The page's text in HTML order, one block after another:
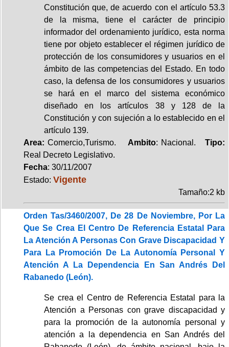
Constitución que, de acuerdo con el artículo 53.3
de la misma, tiene el carácter de principio
informador del ordenamiento jurídico, esta norma
tiene por objeto establecer el régimen jurídico de
protección de los consumidores y usuarios en el
ámbito de las competencias del Estado. En todo
caso, la defensa de los consumidores y usuarios
se hará en el marco del sistema económico
diseñado en los artículos 38 y 128 de la
Constitución y con sujeción a lo establecido en el
artículo 139.
Area: Comercio,Turismo. Ambito: Nacional.Tipo:
Real Decreto Legislativo.
Fecha: 30/11/2007
Estado: Vigente
Tamaño:2 kb
Orden Tas/3460/2007, De 28 De Noviembre, Por La
Que Se Crea El Centro De Referencia Estatal Para
La Atención A Personas Con Grave Discapacidad Y
Para La Promoción De La Autonomía Personal Y
Atención A La Dependencia En San Andrés Del
Rabanedo (León).
Se crea el Centro de Referencia Estatal para la
Atención a Personas con grave discapacidad y
para la promoción de la autonomía personal y
atención a la dependencia en San Andrés del